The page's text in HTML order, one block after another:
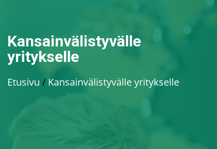
Kansainvälistyvälle
yritykselle
Etusivu / Kansainvälistyvälle yritykselle